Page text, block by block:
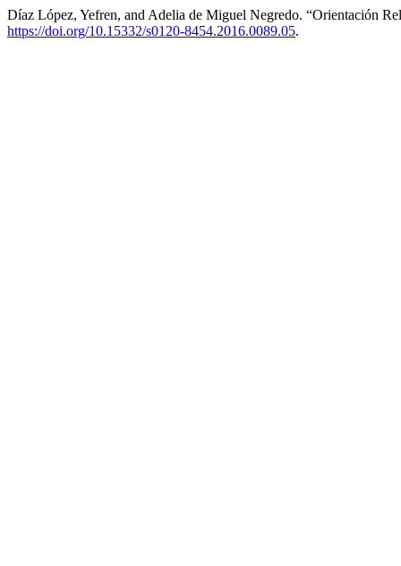
Díaz López, Yefren, and Adelia de Miguel Negredo. “Orientación
https://doi.org/10.15332/s0120-8454.2016.0089.05.